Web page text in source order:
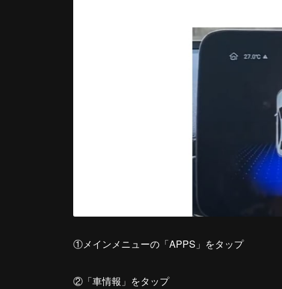
①メインメニューの「APPS」をタップ
②「車情報」をタップ